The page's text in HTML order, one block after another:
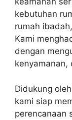
kebutuhan
rumah
Kami
dengan
kenyamanan,
Didukung
kami siap
perencanaan